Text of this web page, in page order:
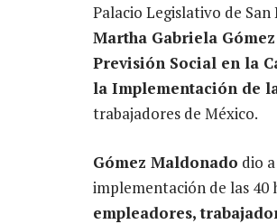
Palacio Legislativo de San
Martha Gabriela
Previsión Social en la
la Implementación de
trabajadores de México.
Gómez Maldonado dio
implementación de las 40
empleadores,